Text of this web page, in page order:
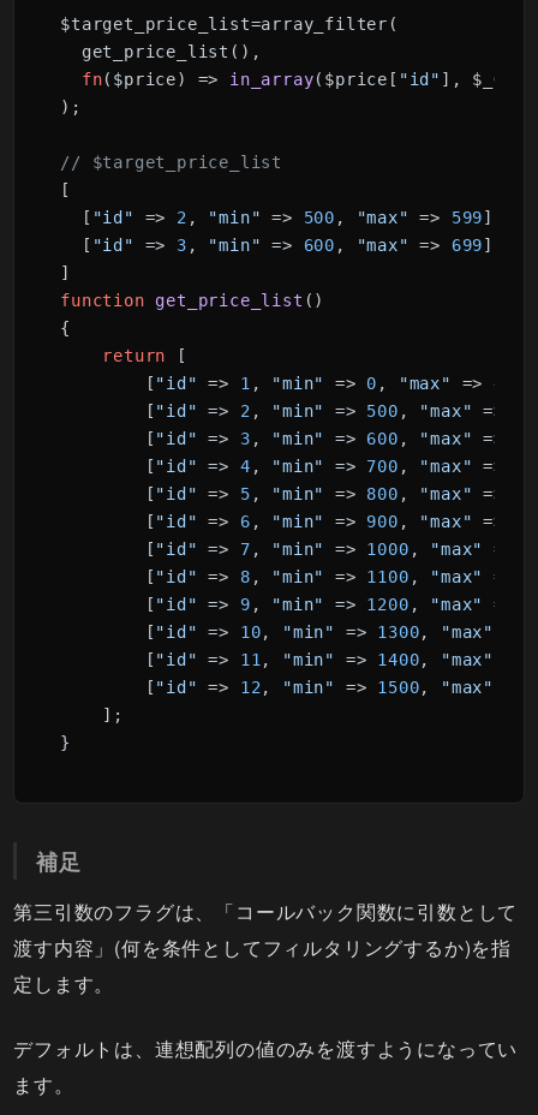
$target_price_list=array_filter(
  get_price_list(),
fn($price) => in_array($price[ "id" ], $_GET[
) ;
// $target_price_list
[
  [
"id" => 2 , "min" => 500 , "max" => 599],
  [
"id" => 3 , "min" => 600 , "max" => 699],
function
get_price_list ()
{
return [
[ "id" => 1 , "min" => 0 , "max" => 499
[ "id" => 2 , "min" => 500 , "max" =>
[ "id" => 3 , "min" => 600 , "max" =>
[ "id" => 4 , "min" => 700 , "max" =>
[ "id" => 5 , "min" => 800 , "max" =>
[ "id" => 6 , "min" => 900 , "max" =>
[ "id" => 7 , "min" => 1000 , "max" =>
[ "id" => 8 , "min" => 1100 , "max" =>
[ "id" => 9 , "min" => 1200 , "max" =>
[ "id" => 10, "min" => 1300, "max"
[ "id" => 11, "min" => 1400, "max"
[ "id" => 12, "min" => 1500, "max"
];
}
補足
第三引数のフラグは、「コールバック関数に引数として
渡す内容」(何を条件としてフィルタリングするか)を指
定します。
デフォルトは、連想配列の値のみを渡すようになってい
ます。